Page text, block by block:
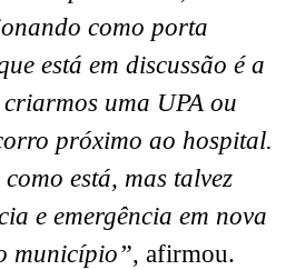
como porta
está em discussão é a
uma UPA ou
próximo ao hospital.
está, mas talvez
e emergência em nova
município”, afirmou.